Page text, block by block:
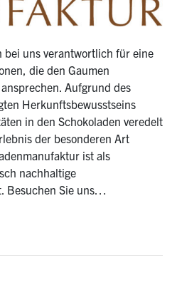
bei uns verantwortlich für eine
die den Gaumen
Aufgrund des
Herkunftsbewusstseins
in den Schokoladen veredelt
der besonderen Art
ist als
nachhaltige
Besuchen Sie uns…